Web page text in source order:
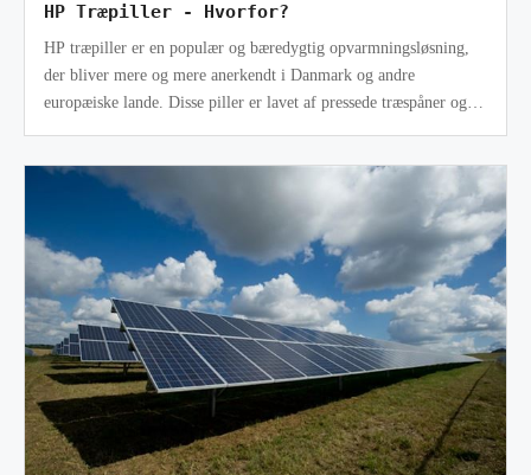
HP Træpiller - Hvorfor?
HP træpiller er en populær og bæredygtig opvarmningsløsning,
der bliver mere og mere anerkendt i Danmark og andre
europæiske lande. Disse piller er lavet af pressede træspåner og